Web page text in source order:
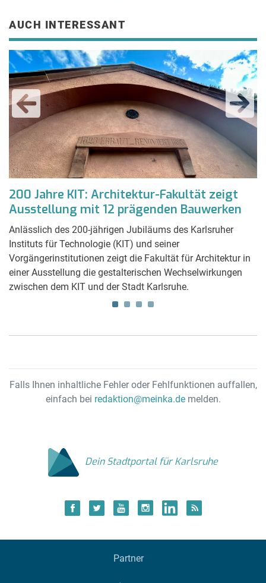
AUCH INTERESSANT
200 Jahre KIT: Architektur-Fakultät zeigt
Ausstellung mit 12 prägenden Bauwerken
Anlässlich des 200-jährigen Jubiläums des Karlsruher
Instituts für Technologie (KIT) und seiner
Vorgängerinstitutionen zeigt die Fakultät für Architektur in
einer Ausstellung die gestalterischen Wechselwirkungen
zwischen dem KIT und der Stadt Karlsruhe.
Falls Ihnen inhaltliche Fehler oder Fehlfunktionen auffallen,
einfach bei redaktion@meinka.demelden.
Dein Stadtportal für Karlsruhe
Partner